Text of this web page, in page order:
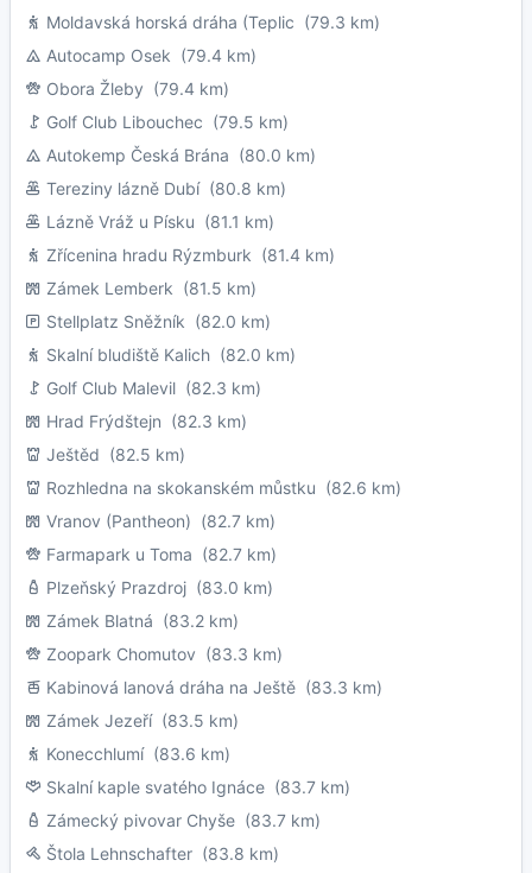
Moldavská horská dráha (Teplic (79.3 km)
Autocamp Osek (79.4 km)
Obora Žleby (79.4 km)
Golf Club Libouchec (79.5 km)
Autokemp Česká Brána (80.0 km)
Tereziny lázně Dubí(80.8 km)
Lázně Vráž u Písku (81.1 km)
Zřícenina hradu Rýzmburk (81.4 km)
Zámek Lemberk (81.5 km)
Stellplatz Sněžník (82.0 km)
Skalní bludiště Kalich (82.0 km)
Golf Club Malevil (82.3 km)
Hrad Frýdštejn (82.3 km)
Ještěd (82.5 km)
Rozhledna na skokanském můstku (82.6 km)
Vranov (Pantheon) (82.7 km)
Farmapark u Toma (82.7 km)
Plzeňský Prazdroj (83.0 km)
Zámek Blatná (83.2 km)
Zoopark Chomutov (83.3 km)
Kabinová lanová dráha na Ještě (83.3 km)
Zámek Jezeří(83.5 km)
Konecchlumí(83.6 km)
Skalní kaple svatého Ignáce (83.7 km)
Zámecký pivovar Chyše (83.7 km)
Štola Lehnschafter (83.8 km)